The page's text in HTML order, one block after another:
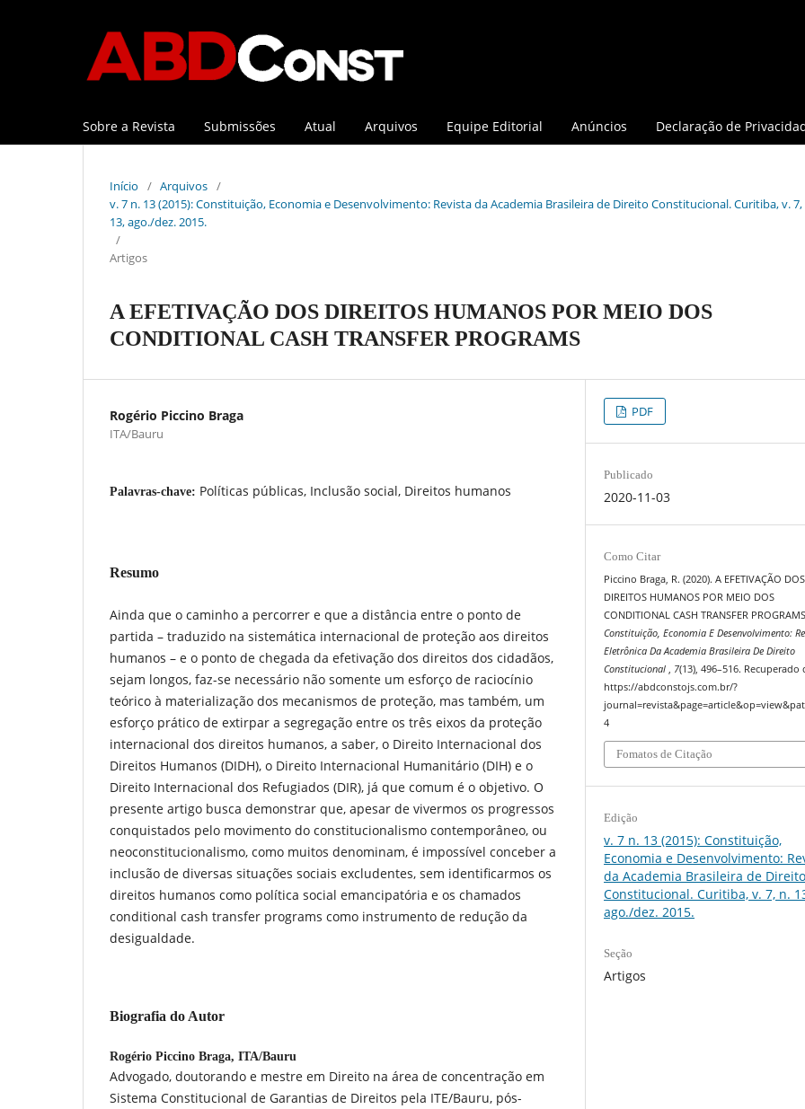
Sobre a Revista Submissões Atual Arquivos Equipe Editorial Anúncios Declaração de
Início / Arquivos /
v. 7 n. 13 (2015): Constituição, Economia e Desenvolvimento: Revista da Academia Brasileira de Direito Constitucional. Curitiba, v. 7,
13, ago./dez. 2015.
/
Artigos
A EFETIVAÇÃO DOS DIREITOS HUMANOS POR MEIO DOS
CONDITIONAL CASH TRANSFER PROGRAMS
Rogério Piccino Braga
ITA/Bauru
Palavras-chave: Políticas públicas, Inclusão social, Direitos humanos
Resumo
Ainda que o caminho a percorrer e que a distância entre o ponto de
partida – traduzido na sistemática internacional de proteção aos direitos
humanos – e o ponto de chegada da efetivação dos direitos dos cidadãos,
sejam longos, faz-se necessário não somente um esforço de raciocínio
teórico à materialização dos mecanismos de proteção, mas também, um
esforço prático de extirpar a segregação entre os três eixos da proteção
internacional dos direitos humanos, a saber, o Direito Internacional dos
Direitos Humanos (DIDH), o Direito Internacional Humanitário (DIH) e o
Direito Internacional dos Refugiados (DIR), já que comum é o objetivo. O
presente artigo busca demonstrar que, apesar de vivermos os progressos
conquistados pelo movimento do constitucionalismo contemporâneo, ou
neoconstitucionalismo, como muitos denominam, é impossível conceber a
inclusão de diversas situações sociais excludentes, sem identificarmos os
direitos humanos como política social emancipatória e os chamados
conditional cash transfer programs como instrumento de redução da
desigualdade.
Biografia do Autor
Rogério Piccino Braga, ITA/Bauru
Advogado, doutorando e mestre em Direito na área de concentração em
Sistema Constitucional de Garantias de Direitos pela ITE/Bauru, pós-
PDF
Publicado
2020-11-03
Como Citar
Piccino Braga, R. (2020). A EFETIVAÇÃO DOS
DIREITOS HUMANOS POR MEIO DOS
CONDITIONAL CASH TRANSFER
Constituição, Economia E Desenvolvimento:
Eletrônica Da Academia Brasileira De Direito
Constitucional, 7(13), 496–516. Recuperado
https://abdconstojs.com.br/?
4
Fomatos de Citação
Edição
v. 7 n. 13 (2015): Constituição,
Economia e Desenvolvimento:
da Academia Brasileira de Direito
Constitucional. Curitiba, v. 7, n.
ago./dez. 2015.
Seção
Artigos